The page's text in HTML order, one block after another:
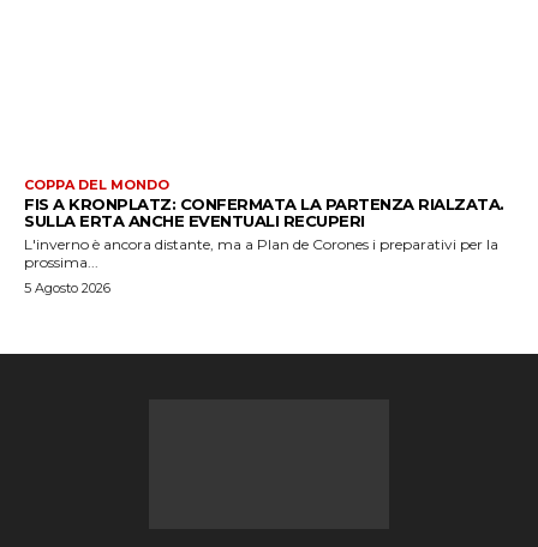
COPPA DEL MONDO
FIS A KRONPLATZ: CONFERMATA LA PARTENZA RIALZATA.
SULLA ERTA ANCHE EVENTUALI RECUPERI
L'inverno è ancora distante, ma a Plan de Corones i preparativi per la
prossima...
5 Agosto 2026